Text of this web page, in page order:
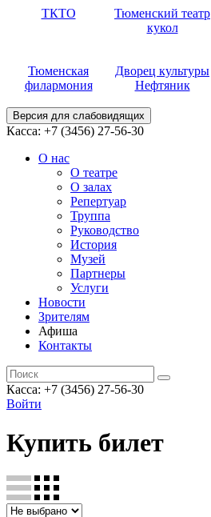
ТКТО
Тюменский театр
кукол
Тюменская
филармония
Дворец культуры
Нефтяник
Версия для слабовидящих
Касса: +7 (3456) 27-56-30
О нас
О театре
О залах
Репертуар
Труппа
Руководство
История
Музей
Партнеры
Услуги
Новости
Зрителям
Афиша
Контакты
Касса: +7 (3456) 27-56-30
Войти
Купить билет